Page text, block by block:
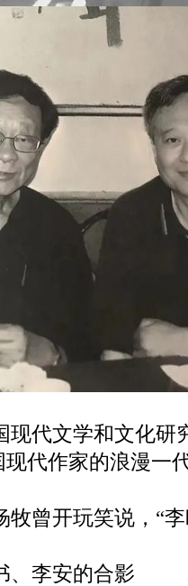
现代文学和文化研
现代作家的浪漫一
牧曾开玩笑说，“
、李安的合影